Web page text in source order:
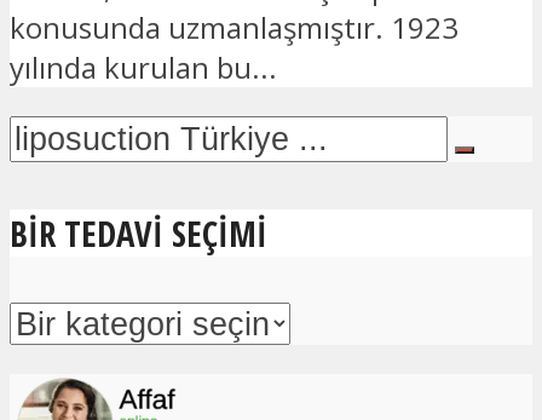
konusunda uzmanlaşmıştır. 1923
yılında kurulan bu...
BIR TEDAVI SEÇIMI